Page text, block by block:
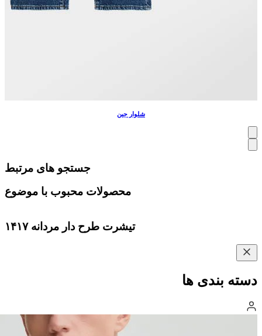
شلوار جین
جستجو های مرتبط
محصولات محبوب با موضوع
تیشرت طرح دار مردانه ۱۴۱۷
دسته بندی ها